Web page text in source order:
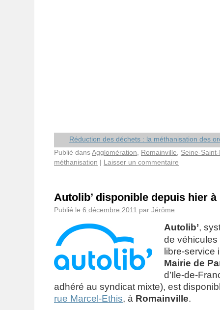
Réduction des déchets : la méthanisation des
Publié dansAgglomération Romainville
Seine-
méthanisation | Laisser un commentaire
Autolib’ disponible depuis hier
Publié le 6 décembre 2011 par Jérôme
Autolib’,
de
libre-service
Mairie de
d’Ile-de-
adhéré au syndicat mixte), est
rue Marcel-Ethis, à Romainville.